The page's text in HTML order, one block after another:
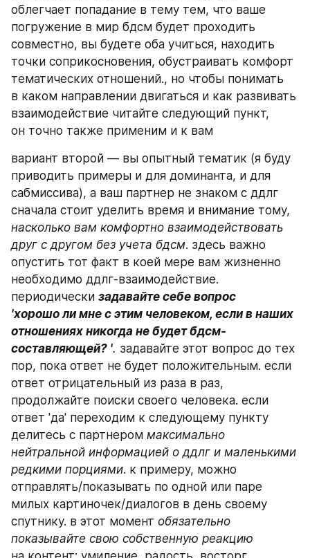
облегчает попадание в тему тем, что ваше
погружение в мир бдсм будет проходить
совместно, вы будете оба учиться, находить
точки соприкосновения, обустраивать комфорт
тематических отношений., но чтобы понимать
в каком направлении двигаться и как развивать
взаимодействие читайте следующий пункт,
он точно также применим и к вам
вариант второй — вы опытный тематик (я буду
приводить примеры и для доминанта, и для
сабмиссива), а ваш партнер не знаком с ддлг
насколько вам комфортно взаимодействовать
друг с другом без учета бдсм. здесь важно
опустить тот факт в коей мере вам жизненно
необходимо ддлг-взаимодействие.
периодически задавайте себе вопрос
'хорошо ли мне с этим человеком, если в наших
отношениях никогда не будет бдсм-
составляющей? '. задавайте этот вопрос до тех
пор, пока ответ не будет положительным. если
ответ отрицательный из раза в раз,
продолжайте поиски своего человека. если
ответ 'да' переходим к следующему пункту
делитесь с партнером максимально
нейтральной информацией о ддлг и маленькими
редкими порциями. к примеру, можно
отправлять/показывать по одной или паре
милых картиночек/диалогов в день своему
спутнику. в этот момент обязательно
показывайте свою собственную реакцию